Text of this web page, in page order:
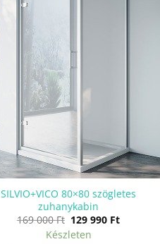
SILVIO+VICO 80×80 szögletes
zuhanykabin
169 000Ft Original
price
was:
129 990 FtCurrent
Készleten